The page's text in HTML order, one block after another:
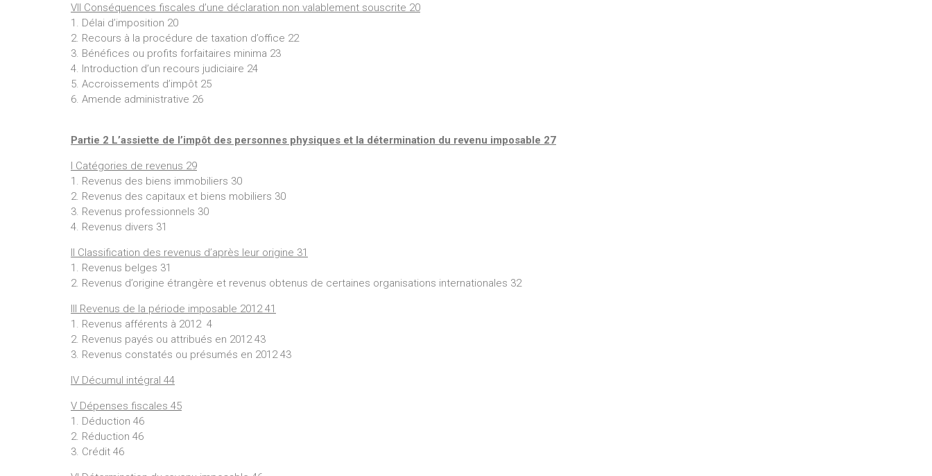
VII Conséquences fiscales d’une déclaration non valablement souscrite 20
1. Délai d’imposition 20
2. Recours à la procédure de taxation d’office 22
3. Bénéfices ou profits forfaitaires minima 23
4. Introduction d’un recours judiciaire 24
5. Accroissements d’impôt 25
6. Amende administrative 26
Partie 2 L’assiette de l’impôt des personnes physiques et la détermination du revenu imposable 27
I Catégories de revenus 29
1. Revenus des biens immobiliers 30
2. Revenus des capitaux et biens mobiliers 30
3. Revenus professionnels 30
4. Revenus divers 31
II Classification des revenus d’après leur origine 31
1. Revenus belges 31
2. Revenus d’origine étrangère et revenus obtenus de certaines organisations internationales 32
III Revenus de la période imposable 2012 41
1. Revenus afférents à 2012 4
2. Revenus payés ou attribués en 2012 43
3. Revenus constatés ou présumés en 2012 43
IV Décumul intégral 44
V Dépenses fiscales 45
1. Déduction 46
2. Réduction 46
3. Crédit 46